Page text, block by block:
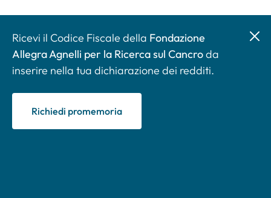
Ricevi il Codice Fiscale della Fondazione
Allegra Agnelli per la Ricerca sul Cancroda
inserire nella tua dichiarazione dei redditi.
Richiedi promemoria